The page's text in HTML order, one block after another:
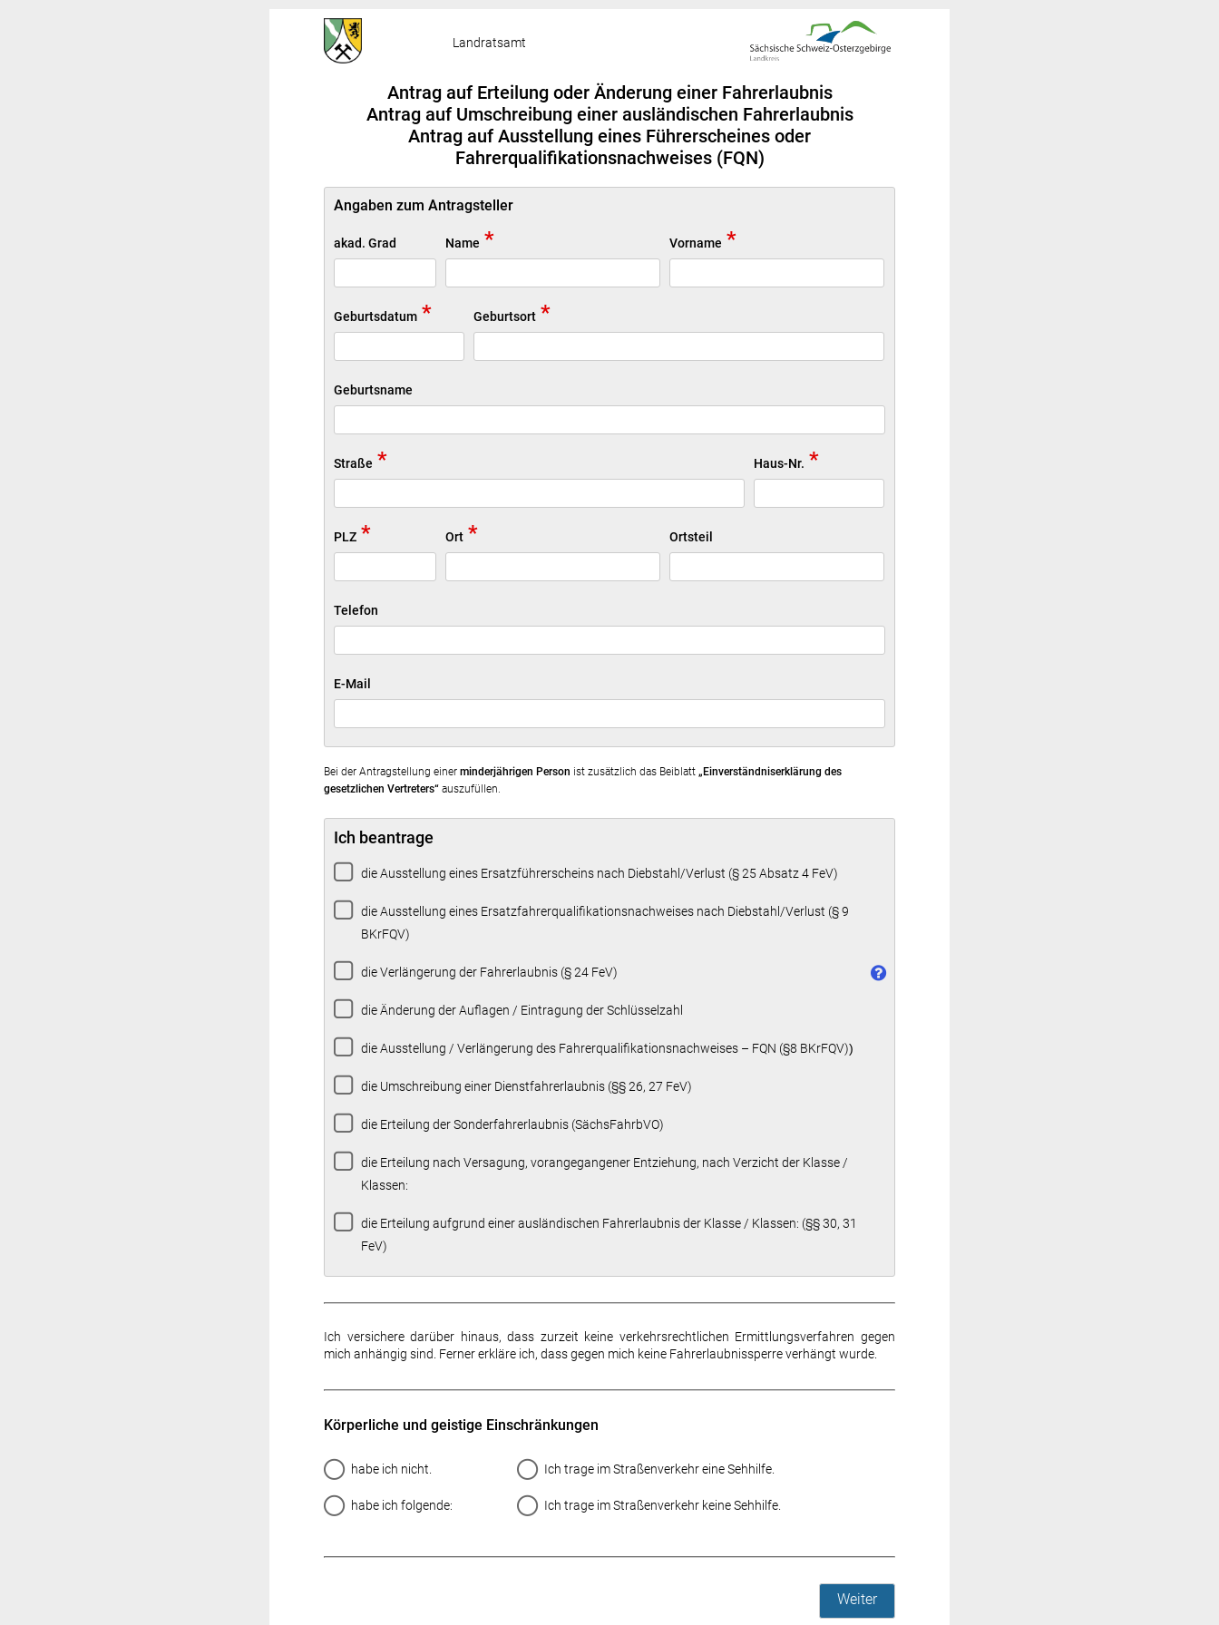
Landratsamt
Antrag auf Erteilung oder Änderung einer Fahrerlaubnis
Antrag auf Umschreibung einer ausländischen Fahrerlaubnis
Antrag auf Ausstellung eines Führerscheines oder
Fahrerqualifikationsnachweises (FQN)
Angaben zum Antragsteller
akad. Grad Name * Vorname *
Geburtsdatum * Geburtsort *
Geburtsname
Straße * Haus-Nr. *
PLZ * Ort * Ortsteil
Telefon
E-Mail
Bei der Antragstellung einer minderjährigen Person ist zusätzlich das Beiblatt „Einverständniserklärung des
gesetzlichen Vertreters“ auszufüllen.
Ich beantrage
die Ausstellung eines Ersatzführerscheins nach Diebstahl/Verlust (§ 25 Absatz 4 FeV)
die Ausstellung eines Ersatzfahrerqualifikationsnachweises nach Diebstahl/Verlust (§ 9
BKrFQV)
die Verlängerung der Fahrerlaubnis (§ 24 FeV)
die Änderung der Auflagen / Eintragung der Schlüsselzahl
die Ausstellung / Verlängerung des Fahrerqualifikationsnachweises – FQN (§8 BKrFQV))
die Umschreibung einer Dienstfahrerlaubnis (§§ 26, 27 FeV)
die Erteilung der Sonderfahrerlaubnis (SächsFahrbVO)
die Erteilung nach Versagung, vorangegangener Entziehung, nach Verzicht der Klasse /
Klassen:
die Erteilung aufgrund einer ausländischen Fahrerlaubnis der Klasse / Klassen: (§§ 30, 31
FeV)
Ich versichere darüber hinaus, dass zurzeit keine verkehrsrechtlichen Ermittlungsverfahren gegen
mich anhängig sind. Ferner erkläre ich, dass gegen mich keine Fahrerlaubnissperre verhängt wurde.
Körperliche und geistige Einschränkungen
habe ich nicht.
habe ich folgende:
Ich trage im Straßenverkehr eine Sehhilfe.
Ich trage im Straßenverkehr keine Sehhilfe.
Weiter